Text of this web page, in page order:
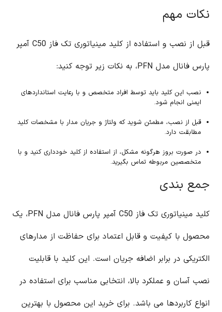
نکات مهم
قبل از نصب و استفاده از کلید مینیاتوری تک فاز C50 آمپر
پارس فانال مدل PFN، به نکات زیر توجه کنید:
نصب این کلید باید توسط افراد متخصص و با رعایت استانداردهای
ایمنی انجام شود.
قبل از نصب، مطمئن شوید که ولتاژ و جریان مدار با مشخصات کلید
مطابقت دارد.
در صورت بروز هرگونه مشکل، از استفاده از کلید خودداری کنید و با
متخصصین مربوطه تماس بگیرید.
جمع بندی
کلید مینیاتوری تک فاز C50 آمپر پارس فانال مدل PFN، یک
محصول با کیفیت و قابل اعتماد برای حفاظت از مدارهای
الکتریکی در برابر اضافه جریان است. این کلید با قابلیت
نصب آسان و عملکرد بالا، انتخابی مناسب برای استفاده در
انواع کاربردها می باشد. برای خرید این محصول با بهترین